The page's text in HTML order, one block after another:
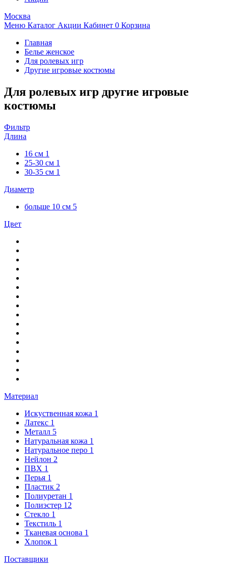
Москва
Меню Каталог Акции Кабинет 0 Корзина
Главная
Белье женское
Для ролевых игр
Другие игровые костюмы
Для ролевых игр другие игровые
костюмы
Фильтр
Длина
16 см 1
25-30 см 1
30-35 см 1
Диаметр
больше 10 см 5
Цвет
Материал
Искуственная кожа 1
Латекс 1
Металл 5
Натуральная кожа 1
Натуральное перо 1
Нейлон 2
ПВХ 1
Перья 1
Пластик 2
Полиуретан 1
Полиэстер 12
Стекло 1
Текстиль 1
Тканевая основа 1
Хлопок 1
Поставщики